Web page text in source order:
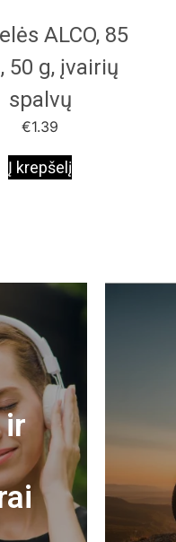
ALCO, 85
50 g, įvairių
spalvų
€1.39
Į krepšelį
ir